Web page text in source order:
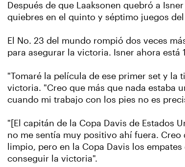
Después de que Laaksonen quebró a
quiebres en el quinto y séptimo juegos
El No. 23 del mundo rompió dos veces
para asegurar la victoria. Isner ahora está
"Tomaré la película de ese primer set y la
victoria. "Creo que más que nada estaba
cuando mi trabajo con los pies no es
"[El capitán de la Copa Davis de Estados
no me sentía muy positivo ahí fuera.
limpio, pero en la Copa Davis los
conseguir la victoria".